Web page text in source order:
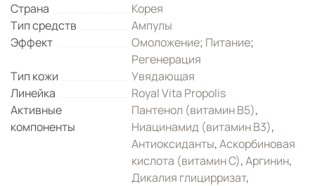
Страна
Корея
Тип средств
Ампулы
Эффект
Омоложение; Питание;
Регенерация
Тип кожи
Увядающая
Линейка
Royal Vita Propolis
Активные
компоненты
Пантенол (витамин B5),
Ниацинамид (витамин B3),
Антиоксиданты,Аскорбиновая
кислота (витамин С),Аргинин,
Дикалия глицирризат,